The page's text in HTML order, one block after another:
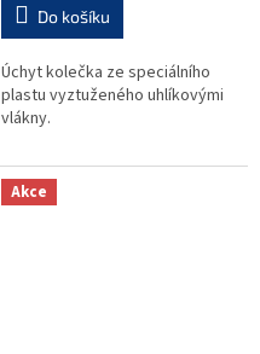
Do košíku
Úchyt kolečka ze speciálního
plastu vyztuženého uhlíkovými
vlákny.
Akce